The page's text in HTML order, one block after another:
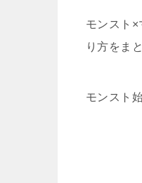
モンスト×
り方をま
モンスト